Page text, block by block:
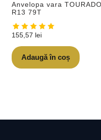
Anvelopa vara
R13 79T
155,57 lei
Adaugă în coș